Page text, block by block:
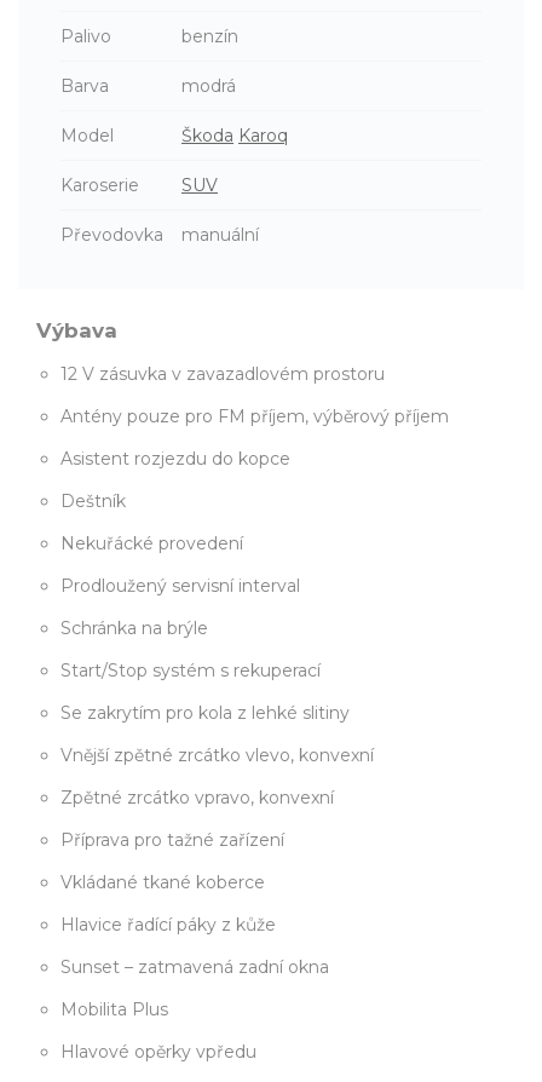
Palivo benzín
Barva modrá
Model Škoda Karoq
Karoserie SUV
Převodovka manuální
Výbava
12 V zásuvka v zavazadlovém prostoru
Antény pouze pro FM příjem, výběrový příjem
Asistent rozjezdu do kopce
Deštník
Nekuřácké provedení
Prodloužený servisní interval
Schránka na brýle
Start/Stop systém s rekuperací
Se zakrytím pro kola z lehké slitiny
Vnější zpětné zrcátko vlevo, konvexní
Zpětné zrcátko vpravo, konvexní
Příprava pro tažné zařízení
Vkládané tkané koberce
Hlavice řadící páky z kůže
Sunset – zatmavená zadní okna
Mobilita Plus
Hlavové opěrky vpředu